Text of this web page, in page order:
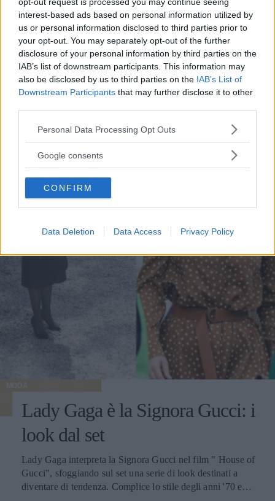
interest-based ads based on personal information utilized by
us or personal information disclosed to third parties prior to
your opt-out. You may separately opt-out of the further
disclosure of your personal information by third parties on the
IAB’s list of downstream participants. This information may
also be disclosed by us to third parties on the IAB’s List of
Downstream Participants that may further disclose it to other
Please note that this website/app uses one or more Google
not limited to your visit or usage behaviour. You may click to
use your data for below specified purposes in below Google
consent section.
Personal Data Processing Opt Outs
Google consents
CONFIRM
Data Deletion Data Access Privacy Policy
Bradley Cooper
Il 10 settembre va in onda su Canale 5 l'acclamato musical
candidato a otto premi Oscar. Si tratta del quarto remake
dell'ormai iconico film È nata una stella.
EMMA PIETRAROSA
MODA
Lady Gaga è la Signora Gucci: i
look dal set
Lady Gaga interpreta la Signora Gucci nel film " House of
Gucci", sfoggiando sul set una serie di look destinati a
diventare di tendenza. Complice lo stile degli anni '70 e